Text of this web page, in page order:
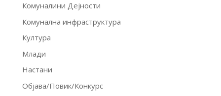
Комуналини Дејности
Комунална инфраструктура
Култура
Млади
Настани
Објава/Повик/Конкурс